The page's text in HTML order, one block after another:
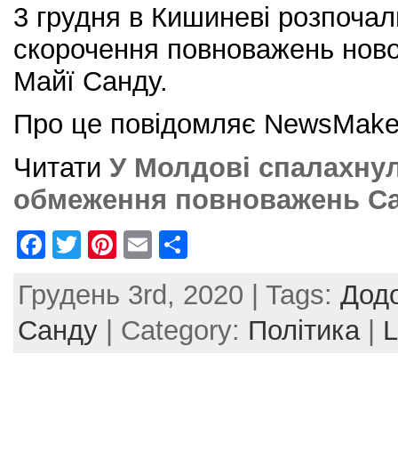
3 грудня в Кишиневі
скорочення повноважень
Майї Санду.
Про це повідомляє
Читати У Молдові
обмеження повноважень
F
c
e
T
itt
er
Pi
er
e
E
ai
l
ar
e
Грудень 3rd, 2020 | Tags:
Санду | Category: Політика|